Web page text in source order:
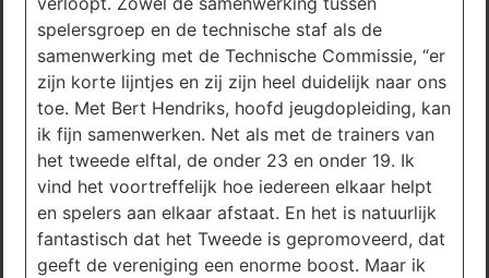
spelersgroep en de technische staf als de
samenwerking met de Technische Commissie, “er
zijn korte lijntjes en zij zijn heel duidelijk naar ons
toe. Met Bert Hendriks, hoofd jeugdopleiding, kan
ik fijn samenwerken. Net als met de trainers van
het tweede elftal, de onder 23 en onder 19. Ik
vind het voortreffelijk hoe iedereen elkaar helpt
en spelers aan elkaar afstaat. En het is natuurlijk
fantastisch dat het Tweede is gepromoveerd, dat
geeft de vereniging een enorme boost. Maar ik